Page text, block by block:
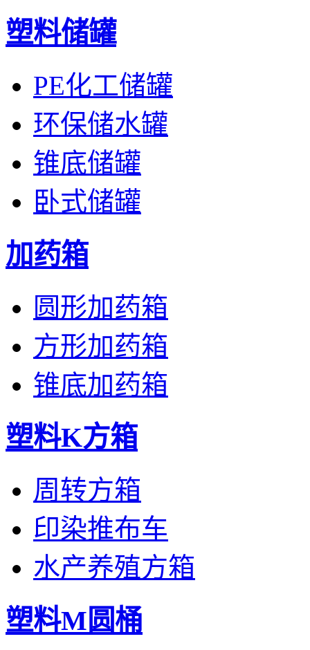
塑料储罐
PE化工储罐
环保储水罐
锥底储罐
卧式储罐
加药箱
圆形加药箱
方形加药箱
锥底加药箱
塑料K方箱
周转方箱
印染推布车
水产养殖方箱
塑料M圆桶